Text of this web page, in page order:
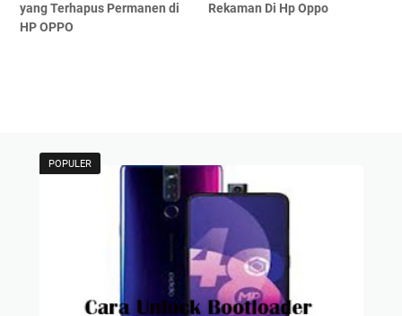
yang Terhapus Permanen di
HP OPPO
Rekaman Di Hp Oppo
POPULER